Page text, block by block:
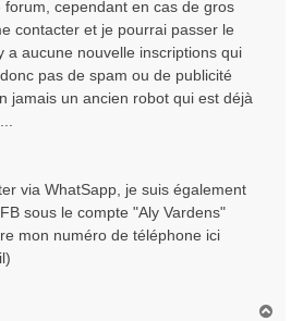
cependant en cas de gros
contacter et je pourrai passer le
a aucune nouvelle inscriptions qui
pas de spam ou de publicité
jamais un ancien robot qui est déjà
via WhatSapp, je suis également
sous le compte "Aly Vardens"
mon numéro de téléphone ici